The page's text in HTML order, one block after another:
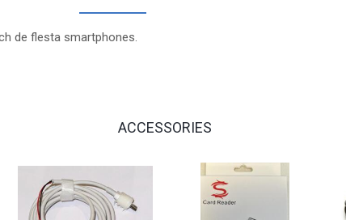
de flesta smartphones.
ACCESSORIES